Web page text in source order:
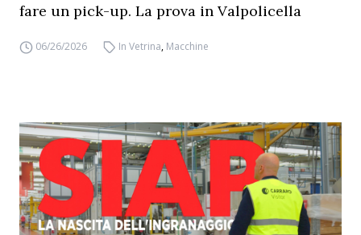
fare un pick-up. La prova in Valpolicella
06/26/2026 In Vetrina, Macchine